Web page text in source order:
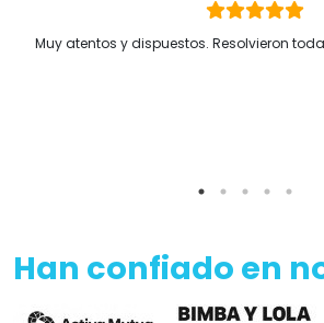
Muy atentos y dispuestos. Resolvieron
Han confiado en